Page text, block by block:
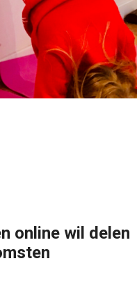
online wil delen